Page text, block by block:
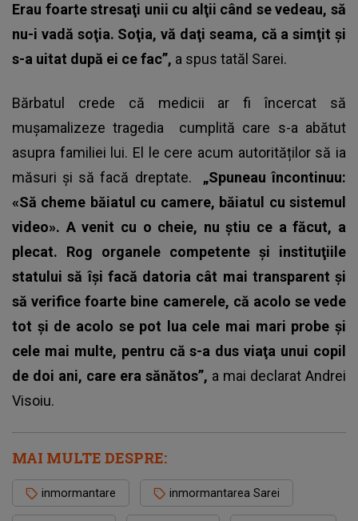
Erau foarte stresaţi unii cu alţii când se vedeau, să
nu-i vadă soţia. Soţia, vă daţi seama, că a simţit şi
s-a uitat după ei ce fac”, a spus tatăl Sarei.
Bărbatul crede că medicii ar fi încercat să
mușamalizezetragedia
cumplită care s-a abătut
asupra familiei lui. El le cere acum autorităților să ia
măsuri și să facă dreptate. „Spuneau încontinuu:
«Să cheme băiatul cu camere, băiatul cu sistemul
video». A venit cu o cheie, nu ştiu ce a făcut, a
plecat. Rog organele competente şi instituţiile
statului să îşi facă datoria cât mai transparent şi
să verifice foarte bine camerele, că acolo se vede
tot şi de acolo se pot lua cele mai mari probe şi
cele mai multe, pentru că s-a dus viaţa unui copil
de doi ani, care era sănătos”, a mai declarat Andrei
Visoiu.
MAI MULTE DESPRE:
inmormantare inmormantarea Sarei